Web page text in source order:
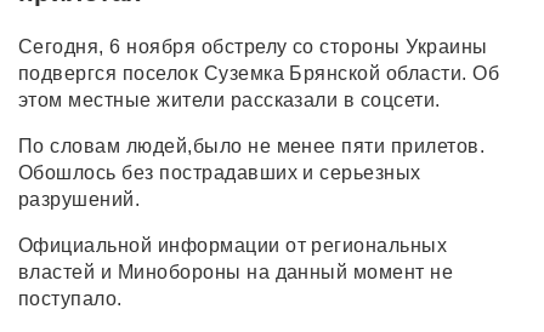
Сегодня, 6 ноября обстрелу со стороны Украины
подвергся поселок Суземка Брянской области. Об
этом местные жители рассказали в соцсети.
По словам людей,было не менее пяти прилетов.
Обошлось без пострадавших и серьезных
разрушений.
Официальной информации от региональных
властей и Минобороны на данный момент не
поступало.